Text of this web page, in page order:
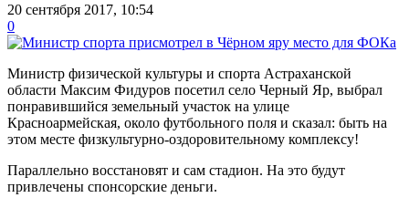
20 сентября 2017, 10:54
0
Министр физической культуры и спорта Астраханской
области Максим Фидуров посетил село Черный Яр, выбрал
понравившийся земельный участок на улице
Красноармейская, около футбольного поля и сказал: быть на
этом месте физкультурно-оздоровительному комплексу!
Параллельно восстановят и сам стадион. На это будут
привлечены спонсорские деньги.